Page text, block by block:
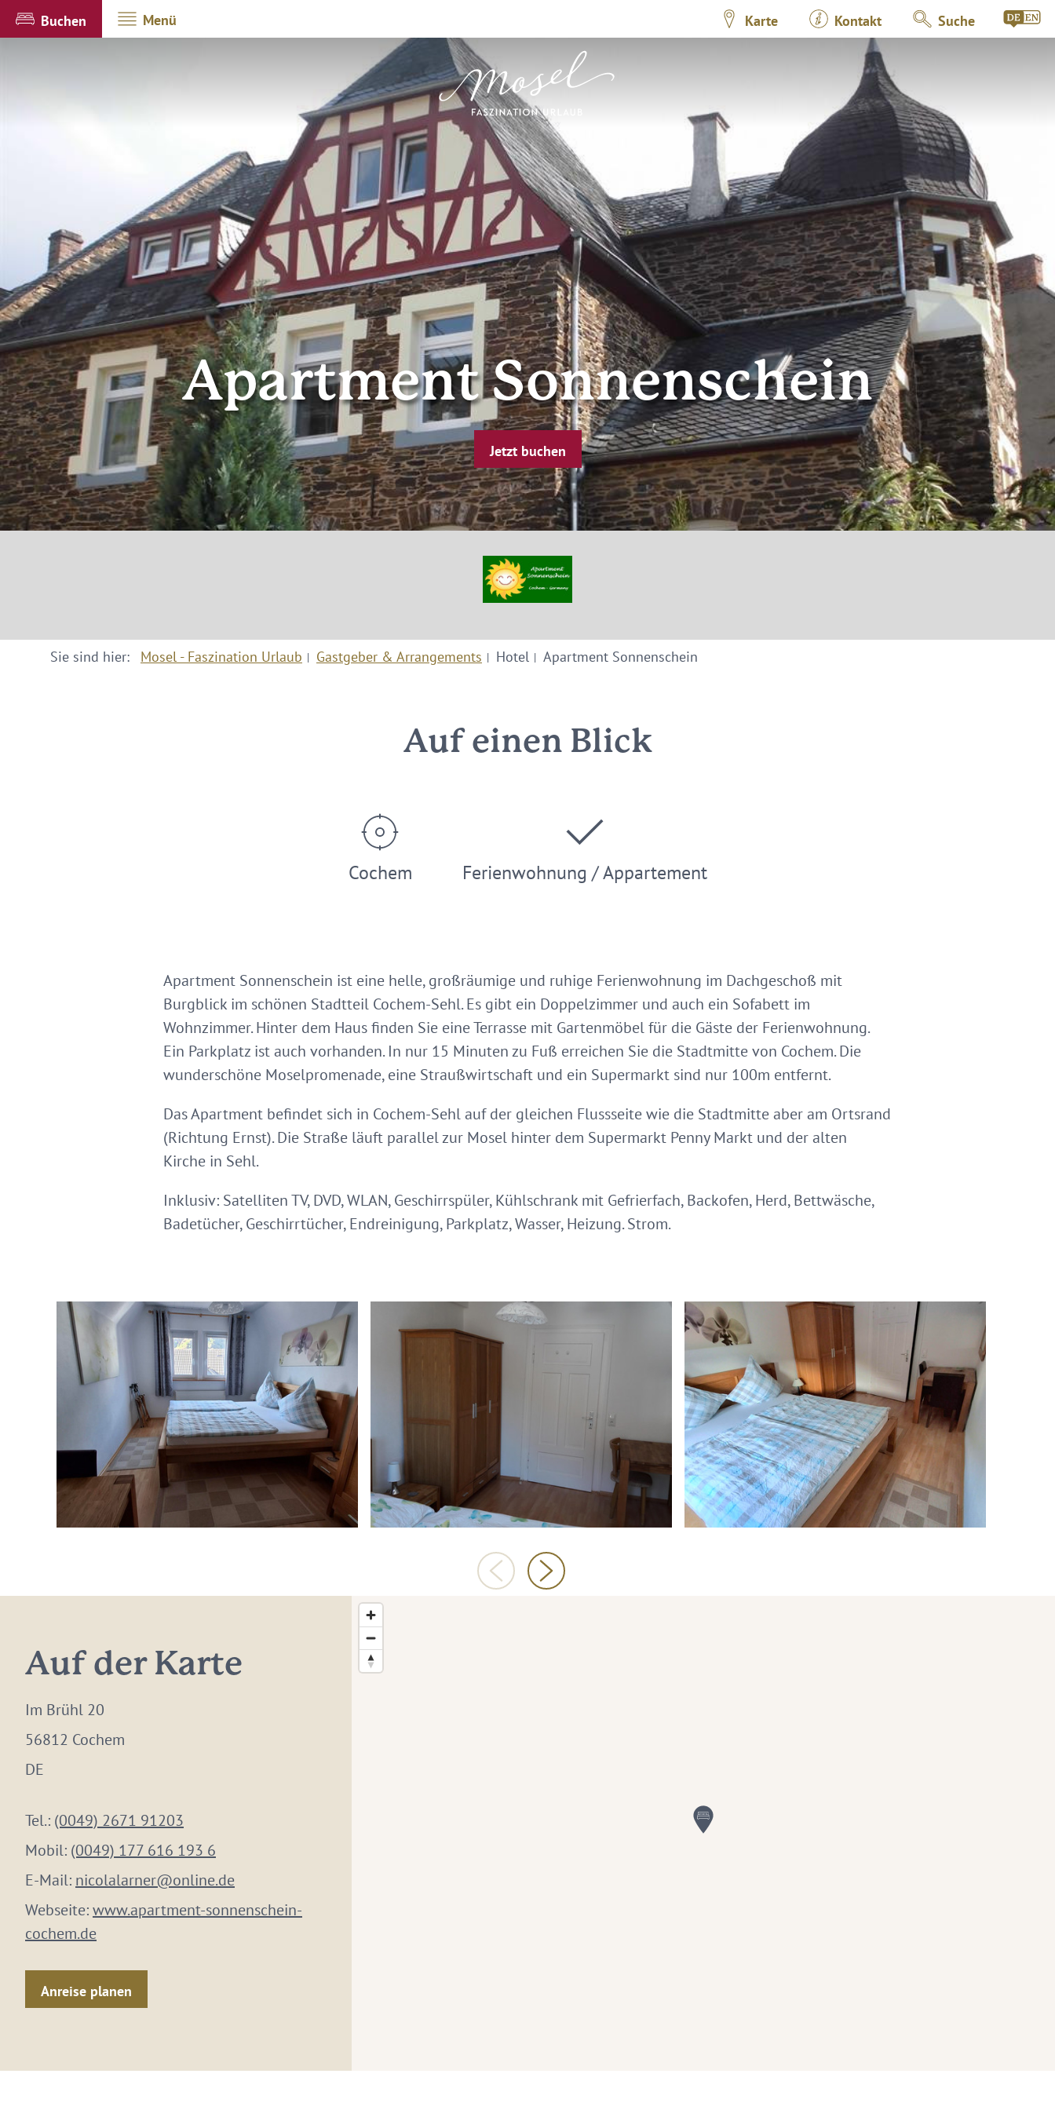
Buchen Menü Karte Kontakt Suche
Apartment Sonnenschein
Jetzt buchen
Sie sind hier: Mosel - Faszination Urlaub Gastgeber & Arrangements Hotel Apartment Sonnenschein
Auf einen Blick
Cochem Ferienwohnung / Appartement
Apartment Sonnenschein ist eine helle, großräumige und ruhige Ferienwohnung im Dachgeschoß mit
Burgblick im schönen Stadtteil Cochem-Sehl. Es gibt ein Doppelzimmer und auch ein Sofabett im
Wohnzimmer. Hinter dem Haus finden Sie eine Terrasse mit Gartenmöbel für die Gäste der Ferienwohnung.
Ein Parkplatz ist auch vorhanden. In nur 15 Minuten zu Fuß erreichen Sie die Stadtmitte von Cochem. Die
wunderschöne Moselpromenade, eine Straußwirtschaft und ein Supermarkt sind nur 100m entfernt.
Das Apartment befindet sich in Cochem-Sehl auf der gleichen Flussseite wie die Stadtmitte aber am Ortsrand
(Richtung Ernst). Die Straße läuft parallel zur Mosel hinter dem Supermarkt Penny Markt und der alten
Kirche in Sehl.
Inklusiv: Satelliten TV, DVD, WLAN, Geschirrspüler, Kühlschrank mit Gefrierfach, Backofen, Herd, Bettwäsche,
Badetücher, Geschirrtücher, Endreinigung, Parkplatz, Wasser, Heizung. Strom.
Auf der Karte
Im Brühl 20
56812 Cochem
DE
Tel.: (0049) 2671 91203
Mobil: (0049) 177 616 193 6
E-Mail: nicolalarner@online.de
Webseite:www.apartment-sonnenschein-
cochem.de
Anreise planen